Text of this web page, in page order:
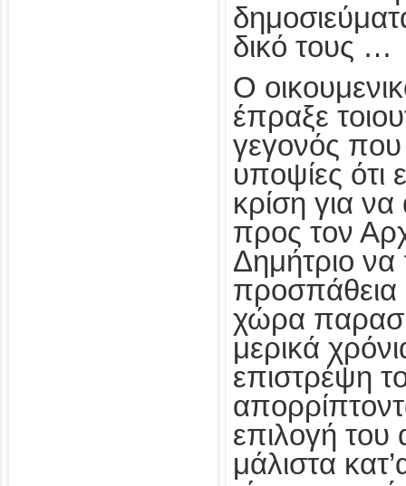
δικό τους …
Ο
έπραξε
γεγονός που
υποψίες ότι
κρίση για να
προς τον
Δημήτριο να
προσπάθεια
χώρα
μερικά
επιστρέψη
επιλογή του
μάλιστα